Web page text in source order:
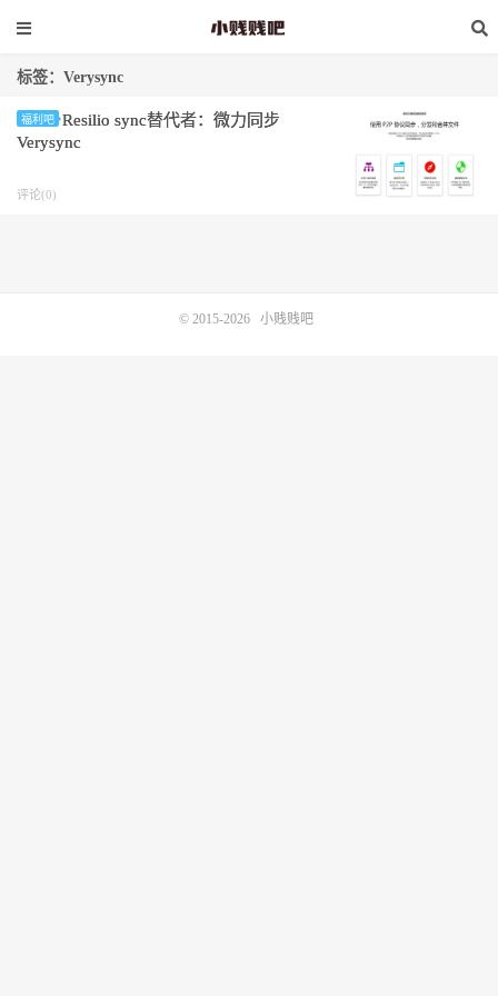
标签：Verysync
福利吧
Resilio sync替代者：微力同步
Verysync
评论(0)
© 2015-2026 小贱贱吧